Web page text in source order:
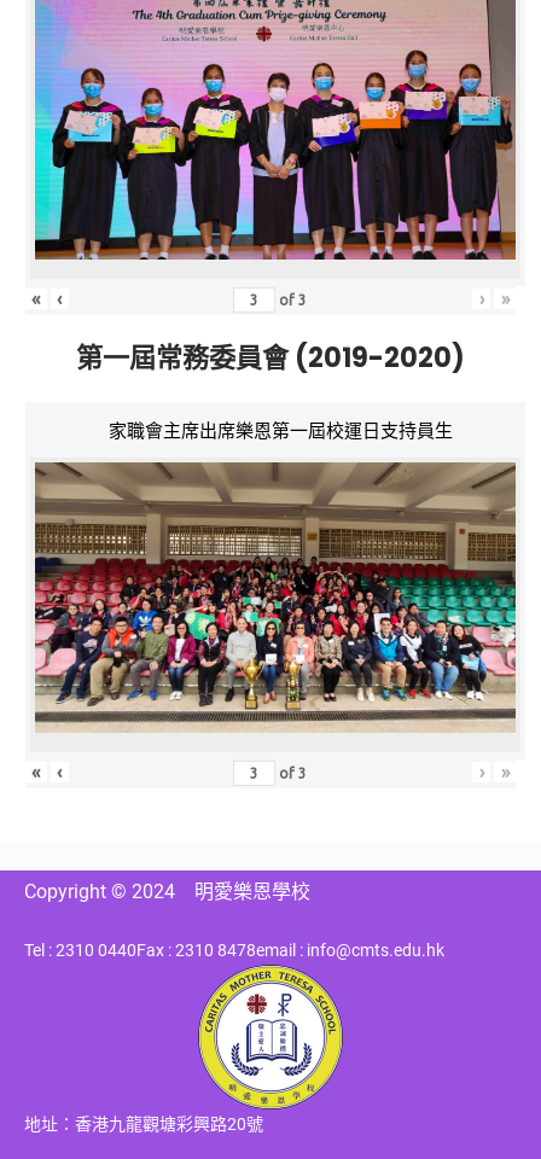
« ‹ of3 › »
第一屆常務委員會 (2019-2020)
家職會主席出席樂恩第一屆校運日支持員生
« ‹ of3 › »
Copyright © 2024 明愛樂恩學校
Tel : 2310 0440Fax : 2310 8478email : info@cmts.edu.hk
地址：香港九龍觀塘彩興路20號